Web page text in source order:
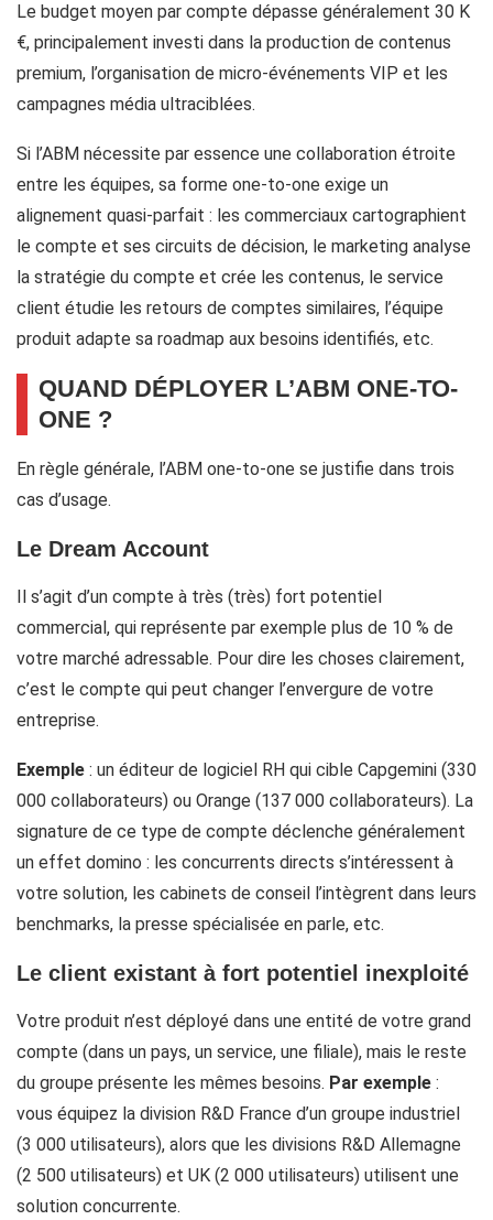
Le budget moyen par compte dépasse généralement 30 K
€, principalement investi dans la production de contenus
premium, l’organisation de micro-événements VIP et les
campagnes média ultraciblées.
Si l’ABM nécessite par essence une collaboration étroite
entre les équipes, sa forme one-to-one exige un
alignement quasi-parfait : les commerciaux cartographient
le compte et ses circuits de décision, le marketing analyse
la stratégie du compte et crée les contenus, le service
client étudie les retours de comptes similaires, l’équipe
produit adapte sa roadmap aux besoins identifiés, etc.
QUAND DÉPLOYER L’ABM ONE-TO-
ONE ?
En règle générale, l’ABM one-to-one se justifie dans trois
cas d’usage.
Le Dream Account
Il s’agit d’un compte à très (très) fort potentiel
commercial, qui représente par exemple plus de 10 % de
votre marché adressable. Pour dire les choses clairement,
c’est le compte qui peut changer l’envergure de votre
entreprise.
Exemple : un éditeur de logiciel RH qui cible Capgemini (330
000 collaborateurs) ou Orange (137 000 collaborateurs). La
signature de ce type de compte déclenche généralement
un effet domino : les concurrents directs s’intéressent à
votre solution, les cabinets de conseil l’intègrent dans leurs
benchmarks, la presse spécialisée en parle, etc.
Le client existant à fort potentiel inexploité
Votre produit n’est déployé dans une entité de votre grand
compte (dans un pays, un service, une filiale), mais le reste
du groupe présente les mêmes besoins. Par exemple :
vous équipez la division R&D France d’un groupe industriel
(3 000 utilisateurs), alors que les divisions R&D Allemagne
(2 500 utilisateurs) et UK (2 000 utilisateurs) utilisent une
solution concurrente.